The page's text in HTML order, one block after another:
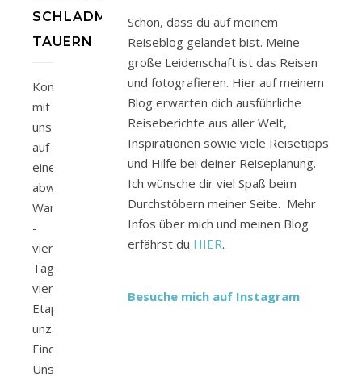
SCHLADMINGER
TAUERN
Komm
mit
uns
auf
eine
abwechslungsreiche
Wanderung
-
vier
Tage,
vier
Etappen,
unzählige
Eindrücke:
Unsere
Schön, dass du auf meinem
Reiseblog gelandet bist. Meine
große Leidenschaft ist das Reisen
und fotografieren. Hier auf meinem
Blog erwarten dich ausführliche
Reiseberichte aus aller Welt,
Inspirationen sowie viele Reisetipps
und Hilfe bei deiner Reiseplanung.
Ich wünsche dir viel Spaß beim
Durchstöbern meiner Seite. Mehr
Infos über mich und meinen Blog
erfährst du HIER.
Besuche mich auf Instagram